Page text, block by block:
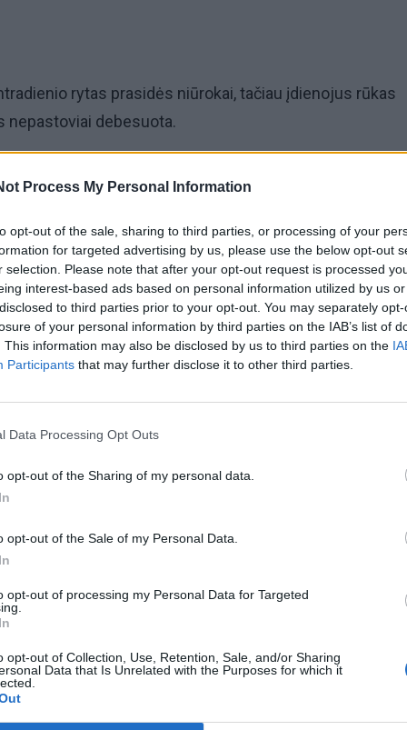
Process My Personal Information
opt-out of the sale, sharing to third parties, or processing of your
for targeted advertising by us, please use the below opt-out
selection. Please note that after your opt-out request is processed
interest-based ads based on personal information utilized by us
to third parties prior to your opt-out. You may separately
of your personal information by third parties on the IAB’s list of
This information may also be disclosed by us to third parties on the
Participants that may further disclose it to other third parties.
Data Processing Opt Outs
opt-out of the Sharing of my personal data.
opt-out of the Sale of my Personal Data.
opt-out of processing my Personal Data for Targeted
opt-out of Collection, Use, Retention, Sale, and/or Sharing
Data that Is Unrelated with the Purposes for which it
rytas prasidės niūrokai, tačiau įdienojus rūkas
nepastoviai debesuota.
lietus
šalį praslinks šaltasis atmosferos frontas, todėl ir vėl
kritulių.
šalies rajonų. Vėjas bus labiau juntamas, bet vis
rytiniuose šalies rajonuose. Vėliau pragiedrulių